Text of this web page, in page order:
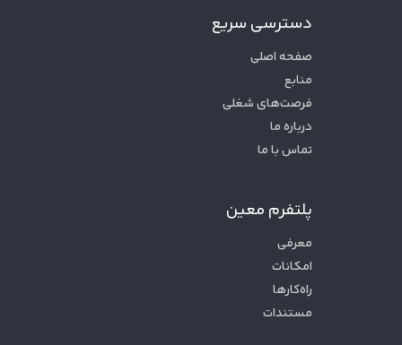
دسترسی سریع
صفحه اصلی
منابع
فرصت‌های شغلی
درباره ما
تماس با ما
پلتفرم معین
معرفی
امکانات
راه‌کارها
مستندات